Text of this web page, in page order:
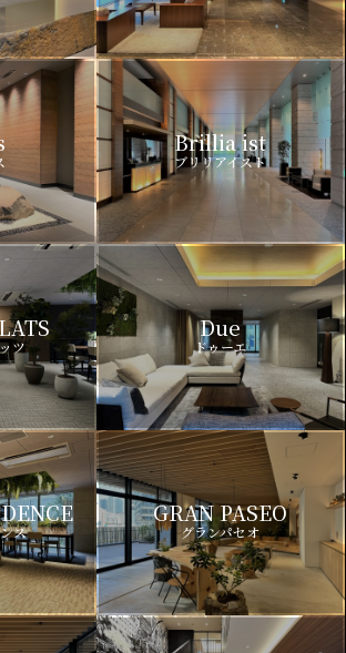
Brillia ist
ブリリアイスト
ツ
Due
ドゥーエ
ス
GRAN PASEO
グランパセオ